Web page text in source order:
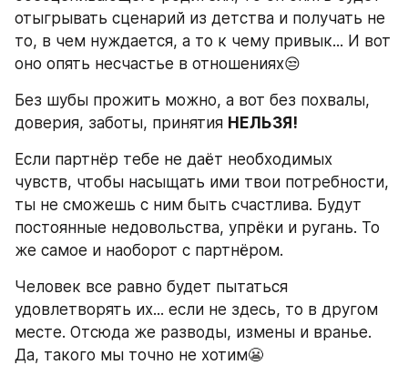
отыгрывать сценарий из детства и получать не
то, в чем нуждается, а то к чему привык... И вот
оно опять несчастье в отношениях😒
Без шубы прожить можно, а вот без похвалы,
доверия, заботы, принятия НЕЛЬЗЯ!
Если партнёр тебе не даёт необходимых
чувств, чтобы насыщать ими твои потребности,
ты не сможешь с ним быть счастлива. Будут
постоянные недовольства, упрёки и ругань. То
же самое и наоборот с партнёром.
Человек все равно будет пытаться
удовлетворять их... если не здесь, то в другом
месте. Отсюда же разводы, измены и вранье.
Да, такого мы точно не хотим😬